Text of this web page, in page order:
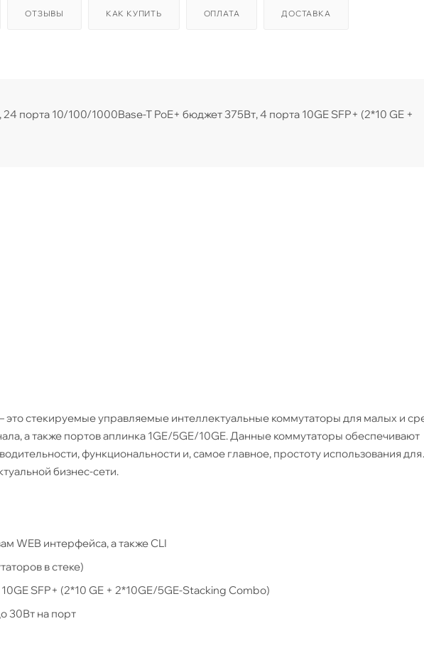
ОТЗЫВЫ КАК КУПИТЬ ОПЛАТА ДОСТАВКА
порта 10/100/1000Base-T PoE+ бюджет 375Вт, 4 порта 10GE SFP+ (2*10 GE +
стекируемые управляемые интеллектуальные коммутаторы для малых и
а также портов аплинка 1GE/5GE/10GE. Данные коммутаторы обеспечивают
функциональности и, самое главное, простоту использования для
бизнес-сети.
WEB интерфейса, а также CLI
в стеке)
SFP+ (2*10 GE + 2*10GE/5GE-Stacking Combo)
30Вт на порт